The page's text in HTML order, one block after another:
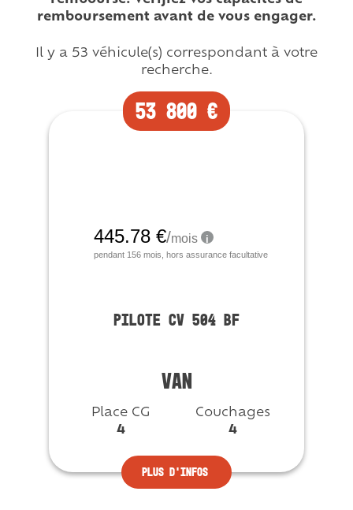
remboursement avant de vous engager.
Il y a 53 véhicule(s) correspondant à votre
recherche.
53 800 €
PILOTE CV 504 BF
VAN
Place CG
4
Couchages
4
Plus d’infos